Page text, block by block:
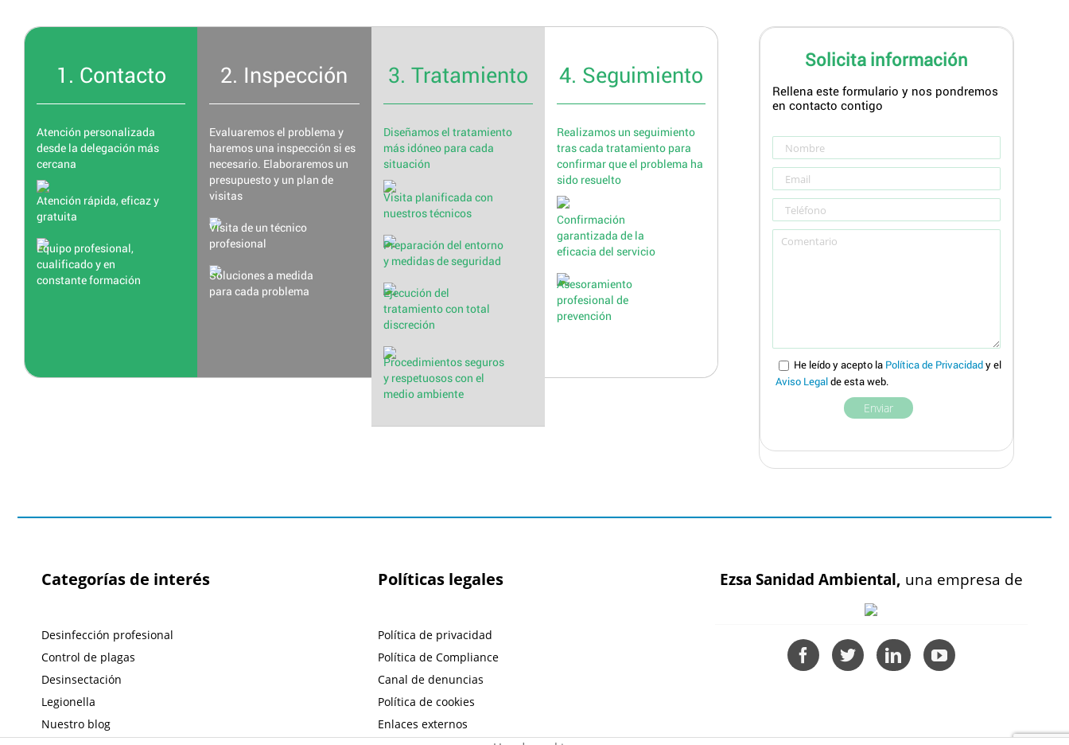
1. Contacto
Atención personalizada
desde la delegación más
cercana
Atención rápida, eficaz y
gratuita
Equipo profesional,
cualificado y en
constante formación
2. Inspección
Evaluaremos el problema y
haremos una inspección si es
necesario. Elaboraremos un
presupuesto y un plan de
visitas
Visita de un técnico
profesional
Soluciones a medida
para cada problema
3. Tratamiento
Diseñamos el tratamiento
más idóneo para cada
situación
Visita planificada con
nuestros técnicos
Preparación del entorno
y medidas de seguridad
Ejecución del
tratamiento con total
discreción
Procedimientos seguros
y respetuosos con el
medio ambiente
4. Seguimiento
Realizamos un seguimiento
tras cada tratamiento para
confirmar que el problema ha
sido resuelto
Confirmación
garantizada de la
eficacia del servicio
Asesoramiento
profesional de
prevención
Solicita información
Rellena este formulario y nos pondremos
en contacto contigo
He leído y acepto la Política de Privacidady el
Aviso Legalde esta web.
Categorías de interés
Desinfección profesional
Control de plagas
Desinsectación
Legionella
Nuestro blog
Políticas legales
Política de privacidad
Política de Compliance
Canal de denuncias
Política de cookies
Enlaces externos
Ezsa Sanidad Ambiental, una empresa de